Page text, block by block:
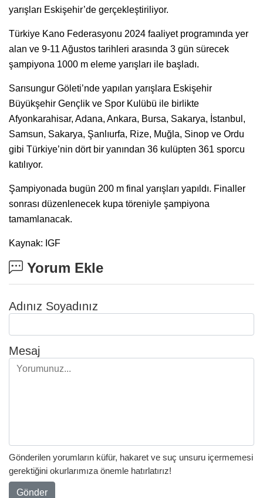
yarışları Eskişehir’de gerçekleştiriliyor.
Türkiye Kano Federasyonu 2024 faaliyet programında yer
alan ve 9-11 Ağustos tarihleri arasında 3 gün sürecek
şampiyona 1000 m eleme yarışları ile başladı.
Sarısungur Göleti’nde yapılan yarışlara Eskişehir
Büyükşehir Gençlik ve Spor Kulübü ile birlikte
Afyonkarahisar, Adana, Ankara, Bursa, Sakarya, İstanbul,
Samsun, Sakarya, Şanlıurfa, Rize, Muğla, Sinop ve Ordu
gibi Türkiye’nin dört bir yanından 36 kulüpten 361 sporcu
katılıyor.
Şampiyonada bugün 200 m final yarışları yapıldı. Finaller
sonrası düzenlenecek kupa töreniyle şampiyona
tamamlanacak.
Kaynak: IGF
Yorum Ekle
Adınız Soyadınız
Mesaj
Gönderilen yorumların küfür, hakaret ve suç unsuru içermemesi
gerektiğini okurlarımıza önemle hatırlatırız!
Gönder